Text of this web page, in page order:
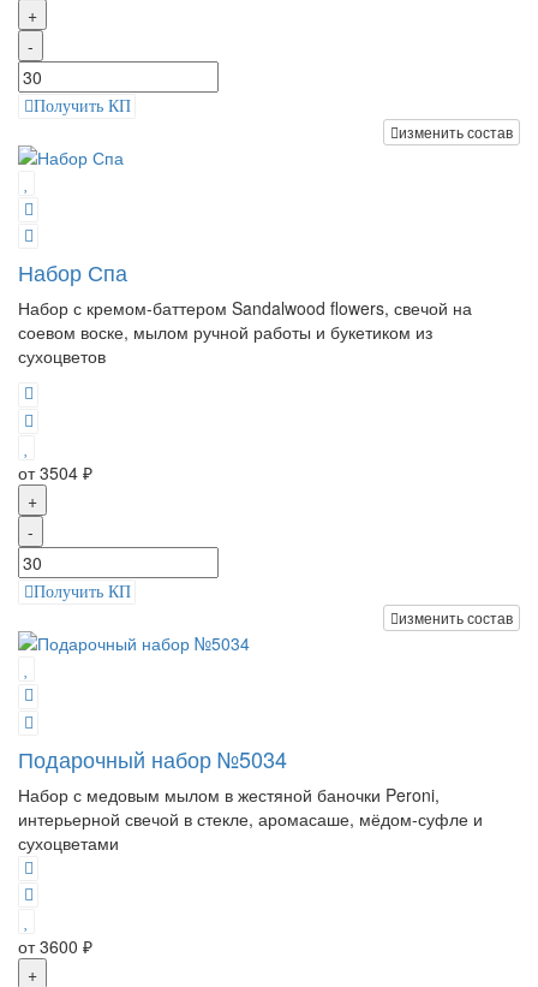
+
-
Получить КП
изменить состав
Набор Спа
Набор с кремом-баттером Sandalwood flowers, свечой на
соевом воске, мылом ручной работы и букетиком из
сухоцветов
от 3504 ₽
+
-
Получить КП
изменить состав
Подарочный набор №5034
Набор с медовым мылом в жестяной баночки Peroni,
интерьерной свечой в стекле, аромасаше, мёдом-суфле и
сухоцветами
от 3600 ₽
+